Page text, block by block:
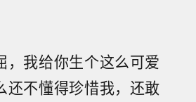
，我给你生个这么可爱
还不懂得珍惜我，还敢